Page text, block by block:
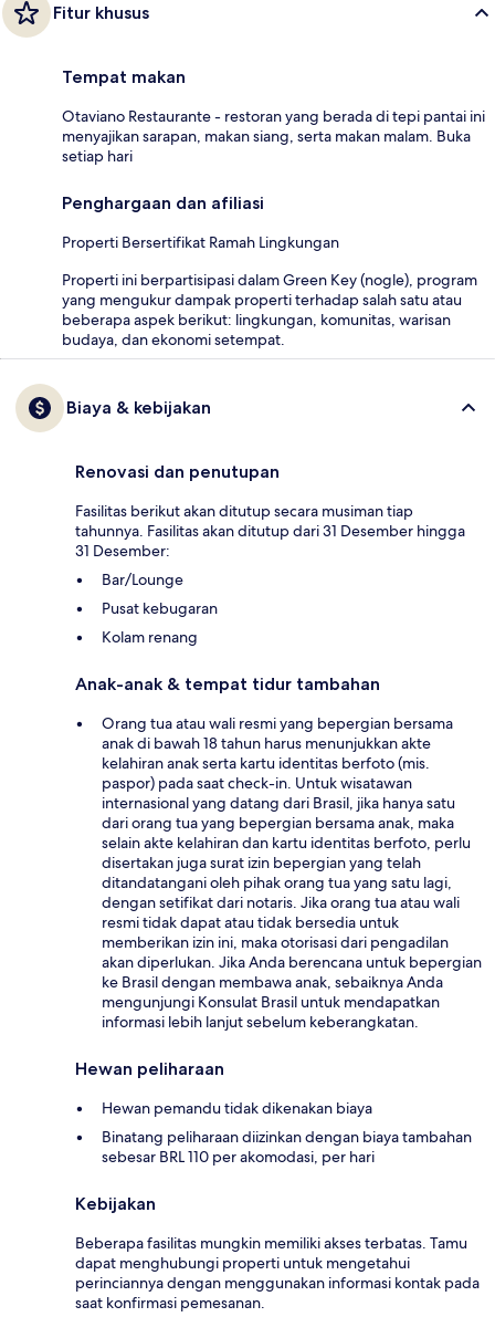
Fitur khusus
Tempat makan
Otaviano Restaurante - restoran yang berada di tepi pantai ini
menyajikan sarapan, makan siang, serta makan malam. Buka
setiap hari
Penghargaan dan afiliasi
Properti Bersertifikat Ramah Lingkungan
Properti ini berpartisipasi dalam Green Key (nogle), program
yang mengukur dampak properti terhadap salah satu atau
beberapa aspek berikut: lingkungan, komunitas, warisan
budaya, dan ekonomi setempat.
Biaya & kebijakan
Renovasi dan penutupan
Fasilitas berikut akan ditutup secara musiman tiap
tahunnya. Fasilitas akan ditutup dari 31 Desember hingga
31 Desember:
Bar/Lounge
Pusat kebugaran
Kolam renang
Anak-anak & tempat tidur tambahan
Orang tua atau wali resmi yang bepergian bersama
anak di bawah 18 tahun harus menunjukkan akte
kelahiran anak serta kartu identitas berfoto (mis.
paspor) pada saat check-in. Untuk wisatawan
internasional yang datang dari Brasil, jika hanya satu
dari orang tua yang bepergian bersama anak, maka
selain akte kelahiran dan kartu identitas berfoto, perlu
disertakan juga surat izin bepergian yang telah
ditandatangani oleh pihak orang tua yang satu lagi,
dengan setifikat dari notaris. Jika orang tua atau wali
resmi tidak dapat atau tidak bersedia untuk
memberikan izin ini, maka otorisasi dari pengadilan
akan diperlukan. Jika Anda berencana untuk bepergian
ke Brasil dengan membawa anak, sebaiknya Anda
mengunjungi Konsulat Brasil untuk mendapatkan
informasi lebih lanjut sebelum keberangkatan.
Hewan peliharaan
Hewan pemandu tidak dikenakan biaya
Binatang peliharaan diizinkan dengan biaya tambahan
sebesar BRL 110 per akomodasi, per hari
Kebijakan
Beberapa fasilitas mungkin memiliki akses terbatas. Tamu
dapat menghubungi properti untuk mengetahui
perinciannya dengan menggunakan informasi kontak pada
saat konfirmasi pemesanan.